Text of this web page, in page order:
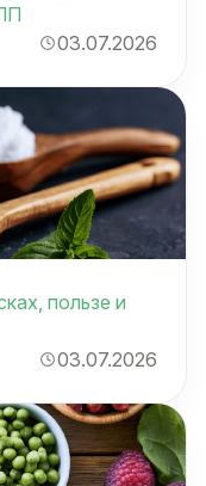
03.07.2026
пользе и
03.07.2026